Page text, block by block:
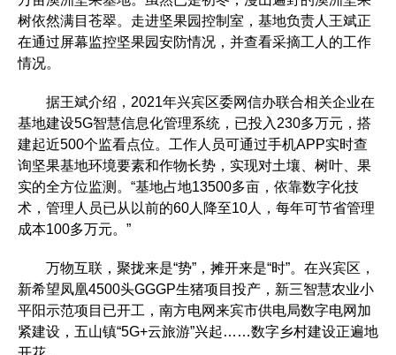
树依然满目苍翠。走进坚果园控制室，基地负责人王斌正
在通过屏幕监控坚果园安防情况，并查看采摘工人的工作
情况。
据王斌介绍，2021年兴宾区委网信办联合相关企业在
基地建设5G智慧信息化管理系统，已投入230多万元，搭
建起近500个监看点位。工作人员可通过手机APP实时查
询坚果基地环境要素和作物长势，实现对土壤、树叶、果
实的全方位监测。“基地占地13500多亩，依靠数字化技
术，管理人员已从以前的60人降至10人，每年可节省管理
成本100多万元。”
万物互联，聚拢来是“势”，摊开来是“时”。在兴宾区，
新希望凤凰4500头GGGP生猪项目投产，新三智慧农业小
平阳示范项目已开工，南方电网来宾市供电局数字电网加
紧建设，五山镇“5G+云旅游”兴起……数字乡村建设正遍地